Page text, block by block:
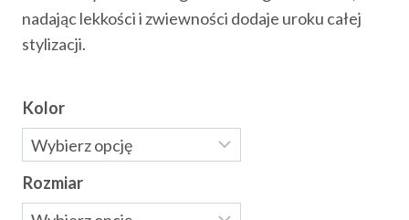
nadając lekkości i zwiewności dodaje uroku całej
stylizacji.
Kolor
Rozmiar